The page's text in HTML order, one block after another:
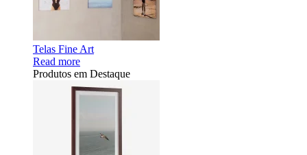
Telas Fine Art
Read more
Produtos em Destaque